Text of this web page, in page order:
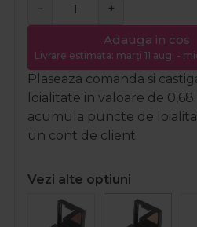
− +
Adauga in cos
Livrare estimata: marți 11 aug. -
Plaseaza comanda si
loialitate in valoare de 0,68
acumula puncte de
un cont de client.
Vezi alte optiuni